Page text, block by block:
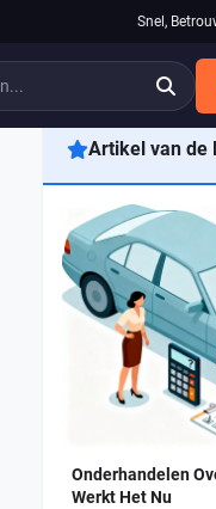
Snel,
Artikel van de
Onderhandelen
Werkt Het Nu